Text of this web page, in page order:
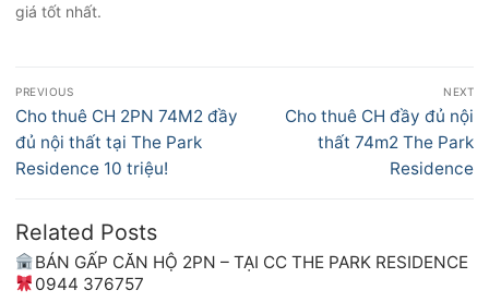
giá tốt nhất.
Điều
hướng
bài
viết
PREVIOUS
Previous
post:
Cho thuê CH 2PN 74M2 đầy
đủ nội thất tại The Park
Residence 10 triệu!
NEXT
Next
post:
Cho thuê CH đầy đủ nội
thất 74m2 The Park
Residence
Related Posts
BÁN GẤP CĂN HỘ 2PN – TẠI CC THE PARK RESIDENCE
0944 376757